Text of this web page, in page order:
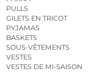
PULLS
GILETS EN TRICOT
PYJAMAS
BASKETS
SOUS-VÊTEMENTS
VESTES
VESTES DE MI-SAISON